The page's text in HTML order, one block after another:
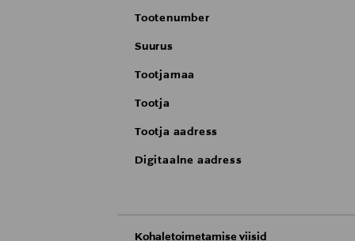
Tootenumber
Suurus
Tootjamaa
Tootja
Tootja aadress
Digitaalne aadress
Kohaletoimetamise viisid